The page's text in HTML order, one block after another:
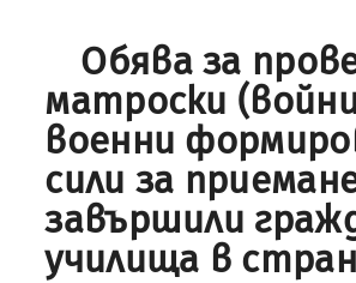
Обява за
матроски
военни
сили за
завършили
училища в